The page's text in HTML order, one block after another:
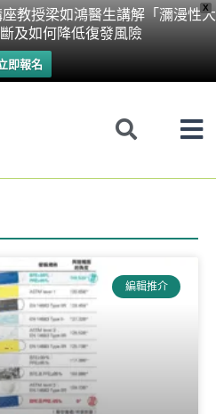
X
教授梁如鴻醫生講解「瀰漫性大
及如何降低復發風險
即報名
編輯推介
PagePage